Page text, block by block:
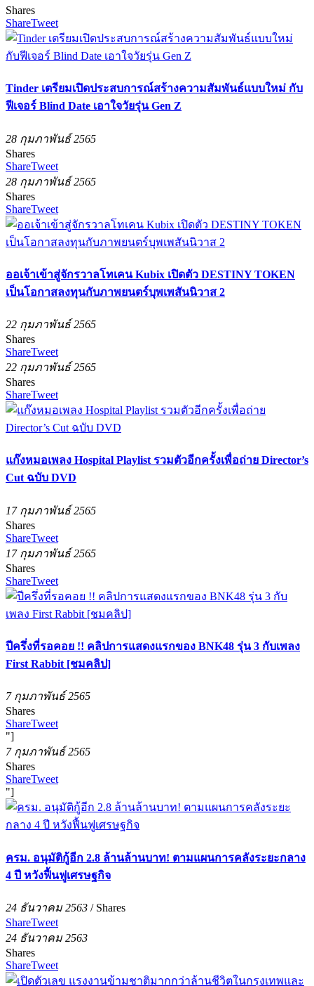
Shares
ShareTweet
Tinder เตรียมเปิดประสบการณ์สร้างความสัมพันธ์แบบใหม่ กับ
ฟีเจอร์ Blind Date เอาใจวัยรุ่น Gen Z
28 กุมภาพันธ์ 2565
Shares
ShareTweet
28 กุมภาพันธ์ 2565
Shares
ShareTweet
ออเจ้าเข้าสู่จักรวาลโทเคน Kubix เปิดตัว DESTINY TOKEN
เป็นโอกาสลงทุนกับภาพยนตร์บุพเพสันนิวาส 2
22 กุมภาพันธ์ 2565
Shares
ShareTweet
22 กุมภาพันธ์ 2565
Shares
ShareTweet
แก๊งหมอเพลง Hospital Playlist รวมตัวอีกครั้งเพื่อถ่าย Director’s
Cut ฉบับ DVD
17 กุมภาพันธ์ 2565
Shares
ShareTweet
17 กุมภาพันธ์ 2565
Shares
ShareTweet
ปีครึ่งที่รอคอย !! คลิปการแสดงแรกของ BNK48 รุ่น 3 กับเพลง
First Rabbit [ชมคลิป]
7 กุมภาพันธ์ 2565
Shares
ShareTweet
"]
7 กุมภาพันธ์ 2565
Shares
ShareTweet
"]
ครม. อนุมัติกู้อีก 2.8 ล้านล้านบาท! ตามแผนการคลังระยะกลาง
4 ปี หวังฟื้นฟูเศรษฐกิจ
24 ธันวาคม 2563 / Shares
ShareTweet
24 ธันวาคม 2563
Shares
ShareTweet